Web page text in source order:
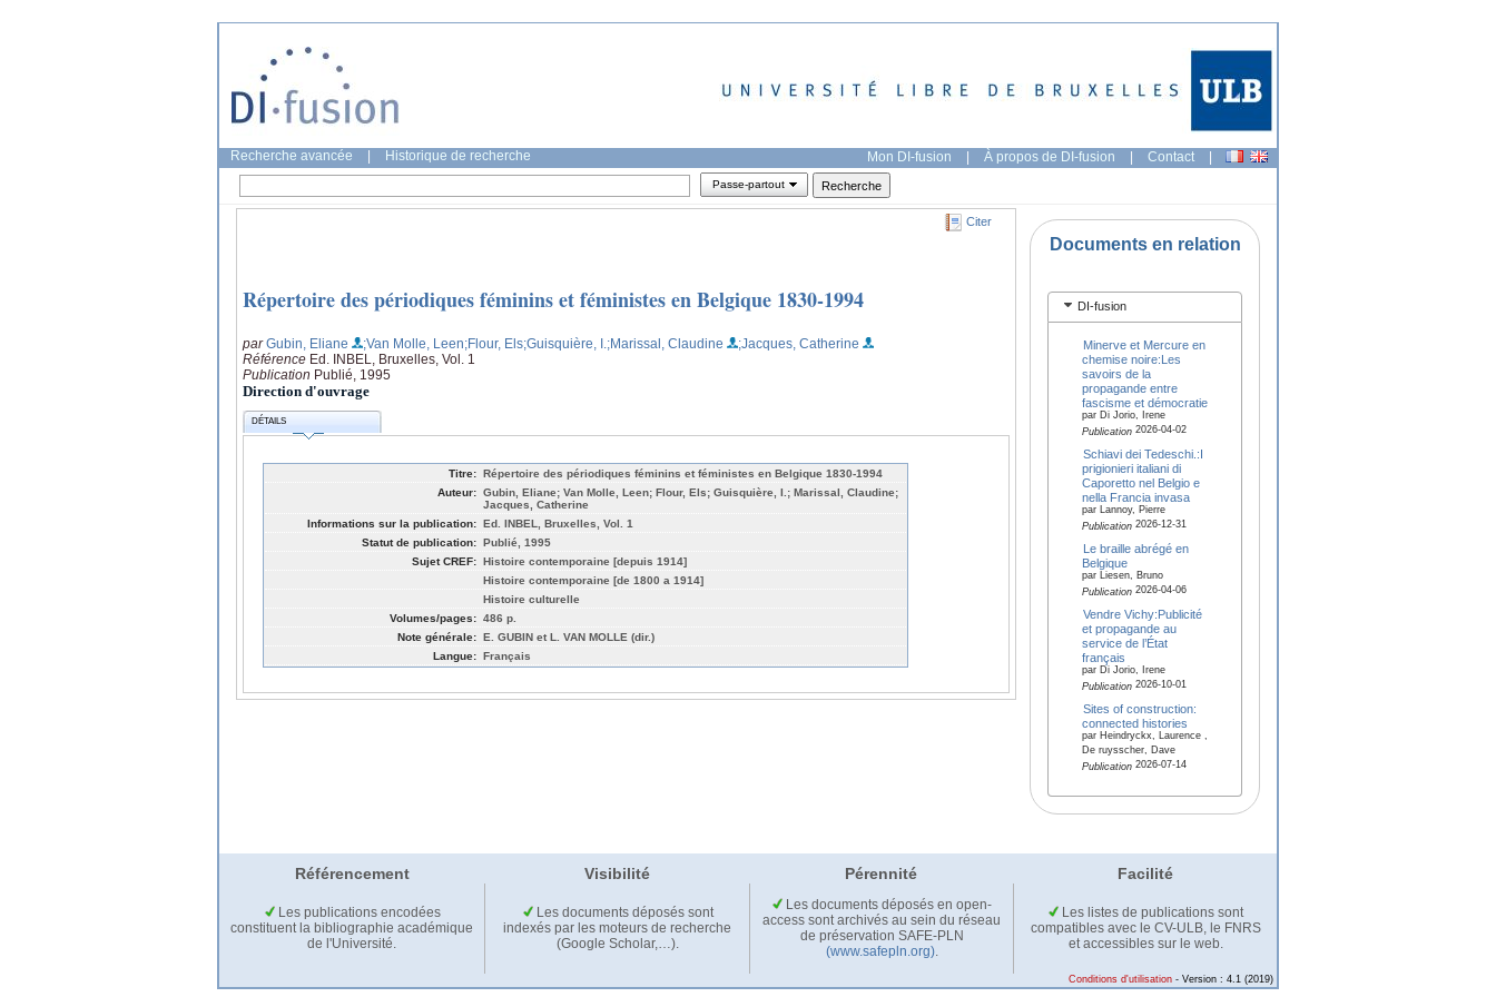
Recherche avancée Historique de recherche Mon DI-fusion | À propos de DI-fusion | Contact |
Passe-partout
Citer
Répertoire des périodiques féminins et féministes en Belgique 1830-1994
parGubin, Eliane ;Van Molle, Leen;Flour, Els;Guisquière, I. ;Marissal, Claudine
;Jacques, Catherine
Référence Ed. INBEL, Bruxelles, Vol. 1
Publication Publié, 1995
Direction d'ouvrage
DÉTAILS
Titre: Répertoire des périodiques féminins et féministes en Belgique 1830-1994
Auteur: Gubin, Eliane; Van Molle, Leen; Flour, Els; Guisquière, I.; Marissal, Claudine;
Jacques, Catherine
Informations sur la publication: Ed. INBEL, Bruxelles, Vol. 1
Statut de publication: Publié, 1995
Sujet CREF: Histoire contemporaine [depuis 1914]
Histoire contemporaine [de 1800 a 1914]
Histoire culturelle
Volumes/pages: 486 p.
Note générale: E. GUBIN et L. VAN MOLLE (dir.)
Langue: Français
Documents en relation
DI-fusion
Minerve et Mercure en
chemise noire:Les
savoirs de la
propagande entre
fascisme et démocratie
par Di Jorio, Irene
Publication2026-04-02
Schiavi dei Tedeschi.:I
prigionieri italiani di
Caporetto nel Belgio e
nella Francia invasa
par Lannoy, Pierre
Publication2026-12-31
Le braille abrégé en
Belgique
par Liesen, Bruno
Publication2026-04-06
Vendre Vichy:Publicité
et propagande au
service de l’État
français
par Di Jorio, Irene
Publication2026-10-01
Sites of construction:
connected histories
par Heindryckx, Laurence ,
De ruysscher, Dave
Publication2026-07-14
Référencement Visibilité Pérennité Facilité
Les publications encodées
constituent la bibliographie académique
de l'Université.
Les documents déposés sont
indexés par les moteurs de recherche
(Google Scholar,…).
Les documents déposés en open-
access sont archivés au sein du réseau
de préservation SAFE-PLN
(www.safepln.org).
Les listes de publications sont
compatibles avec le CV-ULB, le FNRS
et accessibles sur le web.
Conditions d'utilisation - Version : 4.1 (2019)